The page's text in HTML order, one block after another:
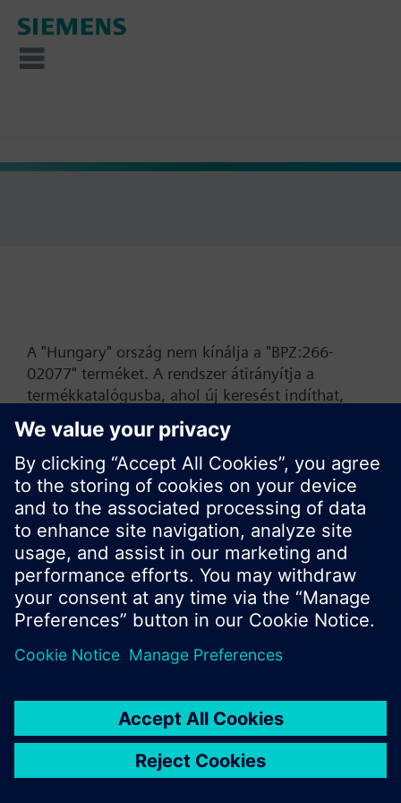
A "Hungary" ország nem kínálja a "BPZ:266-
02077" terméket. A rendszer átirányítja a
termékkatalógusba, ahol új keresést indíthat,
vagy böngészhet a Siemens hatalmas
termékkínálatában.
Ok